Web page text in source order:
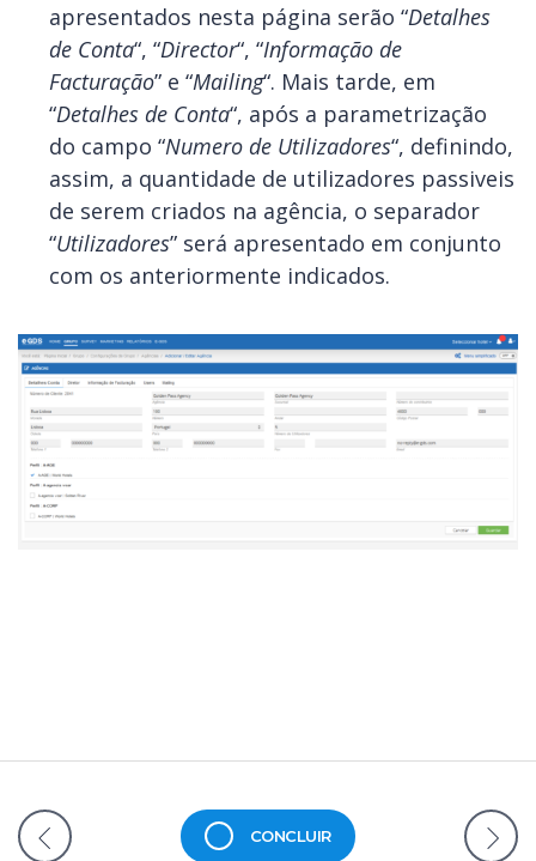
apresentados nesta página serão “Detalhes
de Conta“, “Director“, “Informação de
Facturação” e “Mailing“. Mais tarde, em
“Detalhes de Conta“, após a parametrização
do campo “Numero de Utilizadores“, definindo,
assim, a quantidade de utilizadores passiveis
de serem criados na agência, o separador
“Utilizadores” será apresentado em conjunto
com os anteriormente indicados.
CONCLUIR